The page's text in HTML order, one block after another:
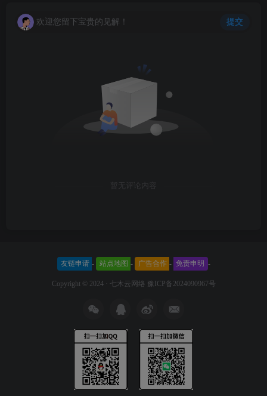
欢迎您留下宝贵的见解！ 提交
暂无评论内容
友链申请 - 站点地图 - 广告合作 - 免责申明 -
Copyright © 2024 · 七木云网络 豫ICP备2024090967号